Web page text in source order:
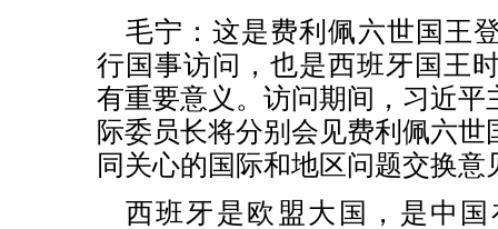
毛宁：这是费利佩六世国王
行国事访问，也是西班牙国王
有重要意义。访问期间，习近平
际委员长将分别会见费利佩六
同关心的国际和地区问题交换意
西班牙是欧盟大国，是中